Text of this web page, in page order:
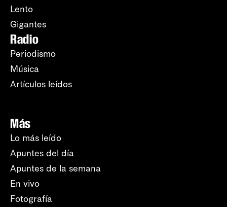
Lento
Gigantes
Radio
Periodismo
Música
Artículos leídos
Más
Lo más leído
Apuntes del día
Apuntes de la semana
En vivo
Fotografía